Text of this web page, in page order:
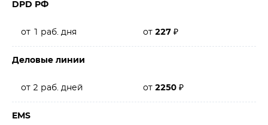
DPD РФ
от 1 раб. дня от 227 ₽
Деловые линии
от 2 раб. дней от 2250 ₽
EMS